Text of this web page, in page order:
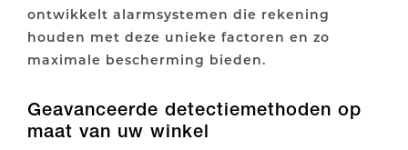
ontwikkelt alarmsystemen die rekening
houden met deze unieke factoren en zo
maximale bescherming bieden.
Geavanceerde detectiemethoden op
maat van uw winkel